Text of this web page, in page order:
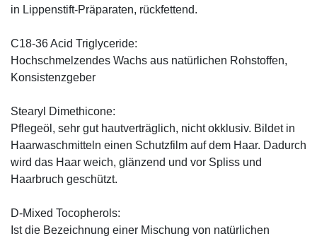
in Lippenstift-Präparaten, rückfettend.
C18-36 Acid Triglyceride:
Hochschmelzendes Wachs aus natürlichen Rohstoffen,
Konsistenzgeber
Stearyl Dimethicone:
Pflegeöl, sehr gut hautverträglich, nicht okklusiv. Bildet in
Haarwaschmitteln einen Schutzfilm auf dem Haar. Dadurch
wird das Haar weich, glänzend und vor Spliss und
Haarbruch geschützt.
D-Mixed Tocopherols:
Ist die Bezeichnung einer Mischung von natürlichen